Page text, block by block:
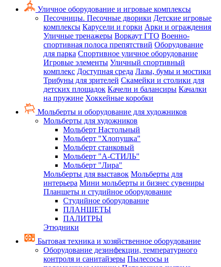
Уличное оборудование и игровые комплексы
Песочницы. Песочные дворики Детские игровые
комплексы Карусели и горки Арки и ограждения
Уличные тренажеры Воркаут ГТО Военно-
спортивная полоса препятствий Оборудование
для парка Спортивное уличное оборудование
Игровые элементы Уличный спортивный
комплекс Доступная среда Лазы, бумы и мостики
Трибуны для зрителей Скамейки и столики для
детских площадок Качели и балансиры Качалки
на пружине Хоккейные коробки
Мольберты и оборудование для художников
Мольберты для художников
Мольберт Настольный
Мольберт "Хлопушка"
Мольберт станковый
Мольберт "А-СТИЛЬ"
Мольберт "Лира"
Мольберты для выставок Мольберты для
интерьера Мини мольберты и бизнес сувениры
Планшеты и студийное оборудование
Студийное оборудование
ПЛАНШЕТЫ
ПАЛИТРЫ
Этюдники
Бытовая техника и хозяйственное оборудование
Оборудование дезинфекции, температурного
контроля и санитайзеры Пылесосы и